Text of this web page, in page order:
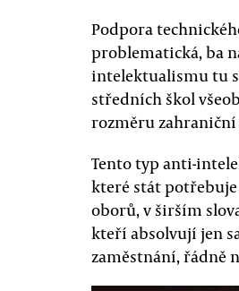
Podpora
problematická, ba
intelektualismu tu
středních škol
rozměru
Tento typ anti-
které stát
oborů, v širším
kteří absolvují jen
zaměstnání, řádně